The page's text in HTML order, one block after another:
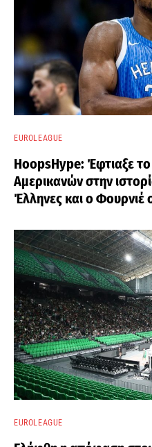
EUROLEAGUE
HoopsHype: Έφτιαξε
Αμερικανών στην
Έλληνες και ο Φουρνιέ
EUROLEAGUE